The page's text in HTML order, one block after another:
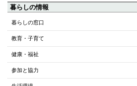
ペ
ッ
暮らしの情報
暮らしの窓口
教育・子育て
健康・福祉
参加と協力